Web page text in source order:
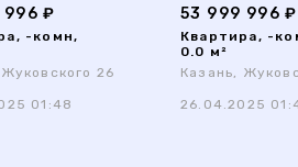
996 ₽
-комн,
26
01:48
53 999 996 ₽
Квартира, -
0.0 м²
Казань,
26.04.2025